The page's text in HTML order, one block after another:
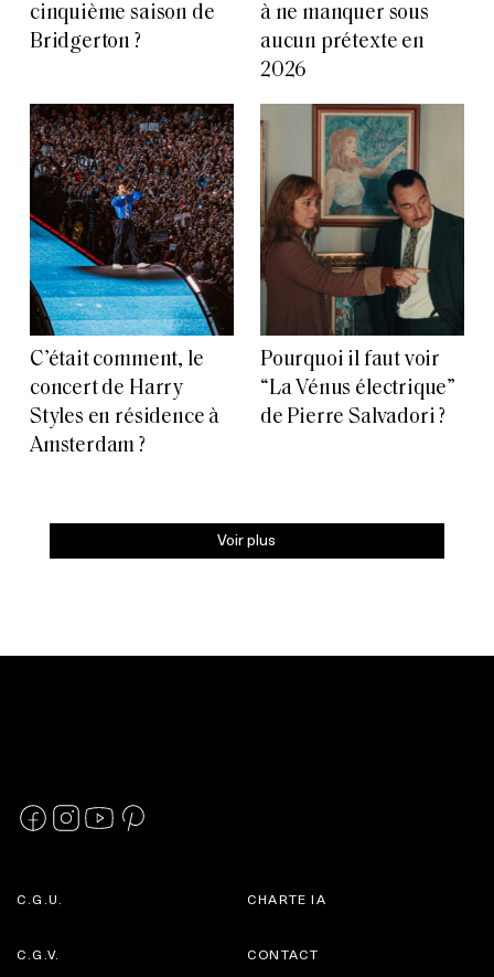
cinquième saison de
Bridgerton ?
à ne manquer sous
aucun prétexte en
2026
C’était comment, le
concert de Harry
Styles en résidence à
Amsterdam ?
Pourquoi il faut voir
“La Vénus électrique”
de Pierre Salvadori ?
Voir plus
C.G.U.
C.G.V.
CHARTE IA
CONTACT